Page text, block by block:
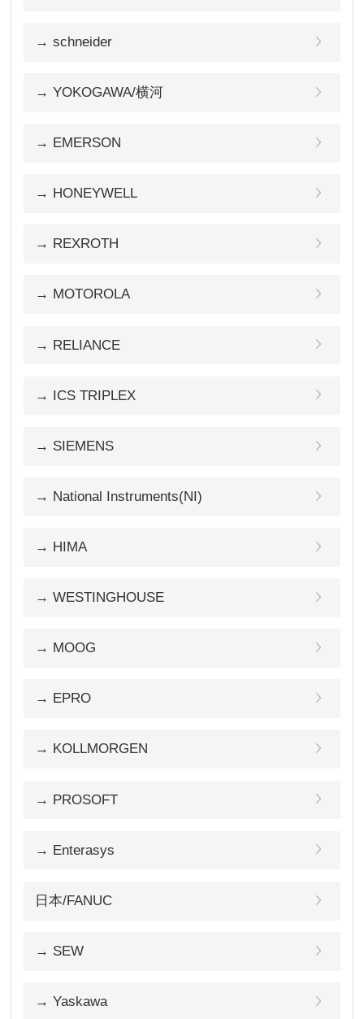
→ schneider
→ YOKOGAWA/横河
→ EMERSON
→ HONEYWELL
→ REXROTH
→ MOTOROLA
→ RELIANCE
→ ICS TRIPLEX
→ SIEMENS
→ National Instruments(NI)
→ HIMA
→ WESTINGHOUSE
→ MOOG
→ EPRO
→ KOLLMORGEN
→ PROSOFT
→ Enterasys
日本/FANUC
→ SEW
→ Yaskawa